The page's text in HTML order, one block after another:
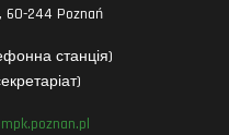
60-244 Poznań
станція)